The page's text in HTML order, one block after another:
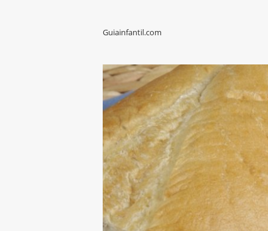
Guiainfantil.com